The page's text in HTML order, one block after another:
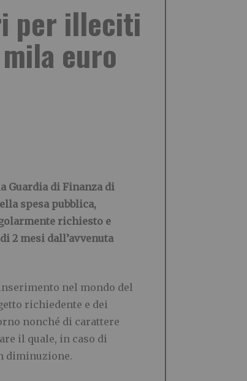
per illeciti
euro
Guardia di Finanza di
spesa pubblica,
richiesto e
2 mesi dall’avvenuta
nel mondo del
richiedente e dei
nonché di carattere
il quale, in caso di
diminuzione.